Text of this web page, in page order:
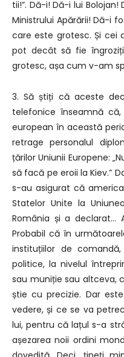
tii!”. Dă-i! Dă-i lui
Ministrului Apărării! Dă-i
care este grotesc. Și cei
pot decât să fie
grotesc, așa cum v-am
3. Să știți că aceste
telefonice înseamnă
european în această
retrage personalul
țărilor Uniunii Europene:
să facă pe eroii la Kiev.”
s-au asigurat că
Statelor Unite la
România și a declarat…
Probabil că în
instituțiilor de
politice, la nivelul
sau muniție sau altceva,
știe cu precizie. Dar
vedere, și ce se va
lui, pentru că lațul s-a
așezarea noii ordini